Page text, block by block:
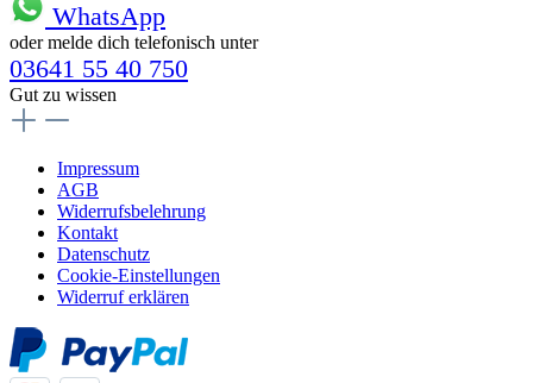
WhatsApp
oder melde dich telefonisch unter
03641 55 40 750
Gut zu wissen
Impressum
AGB
Widerrufsbelehrung
Kontakt
Datenschutz
Cookie-Einstellungen
Widerruf erklären